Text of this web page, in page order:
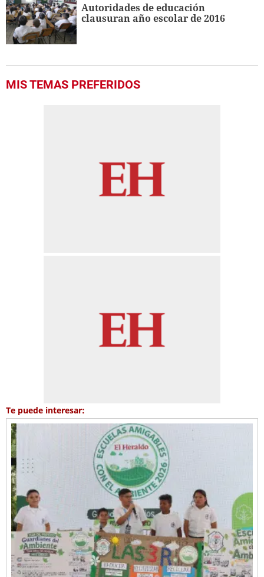
Autoridades de educación
clausuran año escolar de 2016
MIS TEMAS PREFERIDOS
Te puede interesar: